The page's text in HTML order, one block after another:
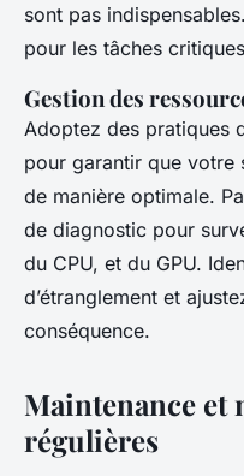
sont pas
pour les tâches
Gestion des
Adoptez des pratiques
pour garantir que votre
de manière optimale.
de diagnostic pour
du CPU, et du GPU.
d’étranglement et
conséquence.
Maintenance et
régulières